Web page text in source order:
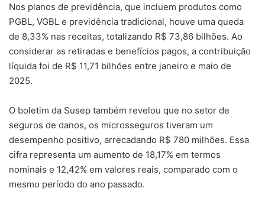
Nos planos de previdência, que incluem produtos como
PGBL, VGBL e previdência tradicional, houve uma queda
de 8,33% nas receitas, totalizando R$ 73,86 bilhões. Ao
considerar as retiradas e benefícios pagos, a contribuição
líquida foi de R$ 11,71 bilhões entre janeiro e maio de
2025.
O boletim da Susep também revelou que no setor de
seguros de danos, os microsseguros tiveram um
desempenho positivo, arrecadando R$ 780 milhões. Essa
cifra representa um aumento de 18,17% em termos
nominais e 12,42% em valores reais, comparado com o
mesmo período do ano passado.